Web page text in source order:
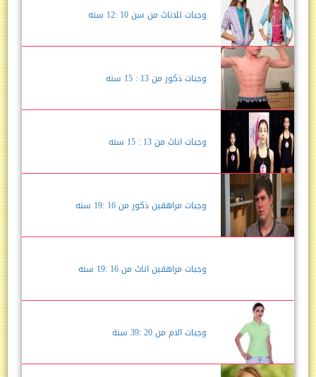
وجبات للاناث من سن 10 :12 سنه
وجبات ذكور من 13 : 15 سنه
وجبات اناث من 13 : 15 سنه
وجبات مراهقين ذكور من 16 :19 سنه
وجبات مراهقين اناث من 16 :19 سنه
وجبات الام من 20 :39 سنة